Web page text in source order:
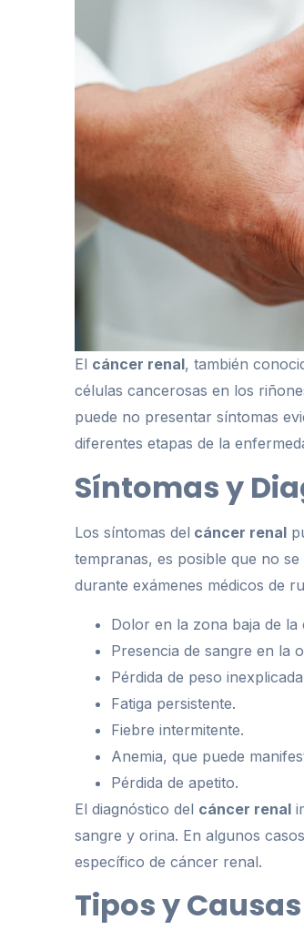
El cáncer renal, también
células cancerosas en los
puede no presentar síntomas
diferentes etapas de la
Síntomas y
Los síntomas del cáncer renal
tempranas, es posible que no
durante exámenes médicos de
Dolor en la zona baja de
Presencia de sangre en la
Pérdida de peso
Fatiga persistente.
Fiebre intermitente.
Anemia, que puede
Pérdida de apetito.
El diagnóstico del cáncer renal
sangre y orina. En algunos
específico de cáncer renal.
Tipos y